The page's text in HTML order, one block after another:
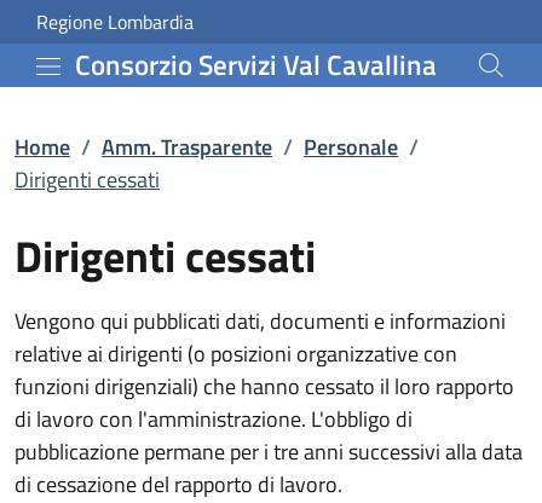
Vai al contenuto principale
Dirigenti cessati |
Regione Lombardia
Consorzio Servizi Val Cavallina
Home / Amm. Trasparente / Personale /
Dirigenti cessati
Dirigenti cessati
Vengono qui pubblicati dati, documenti e informazioni
relative ai dirigenti (o posizioni organizzative con
funzioni dirigenziali) che hanno cessato il loro rapporto
di lavoro con l'amministrazione. L'obbligo di
pubblicazione permane per i tre anni successivi alla data
di cessazione del rapporto di lavoro.